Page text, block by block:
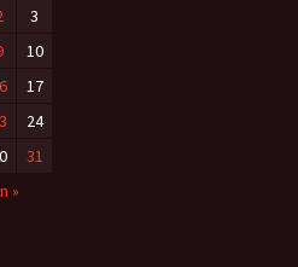
3
10
17
24
31
»